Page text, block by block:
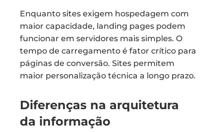
Enquanto sites exigem hospedagem com
maior capacidade, landing pages podem
funcionar em servidores mais simples. O
tempo de carregamento é fator crítico para
páginas de conversão. Sites permitem
maior personalização técnica a longo prazo.
Diferenças na arquitetura
da informação